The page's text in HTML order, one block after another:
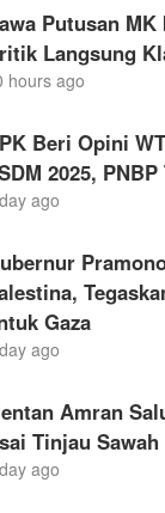
Putusan MK
Langsung
hours ago
Beri Opini
2025,
ago
Gaza
ago
Amran
Tinjau
ago